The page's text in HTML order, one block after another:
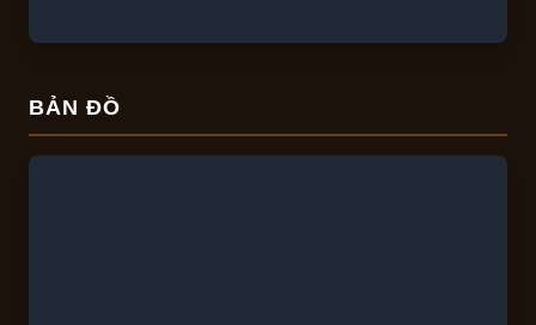
BẢN ĐỒ